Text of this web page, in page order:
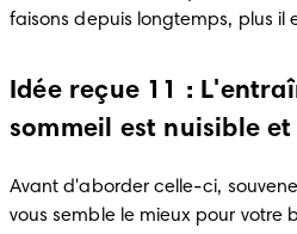
faisons depuis longtemps, plus il
Idée reçue 11 :
sommeil est nuisible
Avant d'aborder celle-ci,
vous semble le mieux pour votre